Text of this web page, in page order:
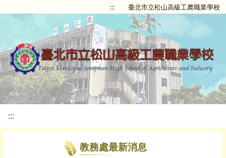
::: 臺北市立松山高級工農職業學校
:::
教務處最新消息